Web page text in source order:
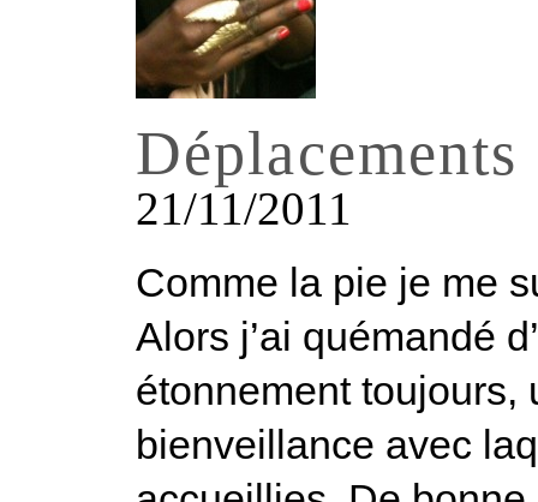
Déplacements
21/11/2011
Comme la pie je me
Alors j’ai quémandé
étonnement toujours,
bienveillance avec